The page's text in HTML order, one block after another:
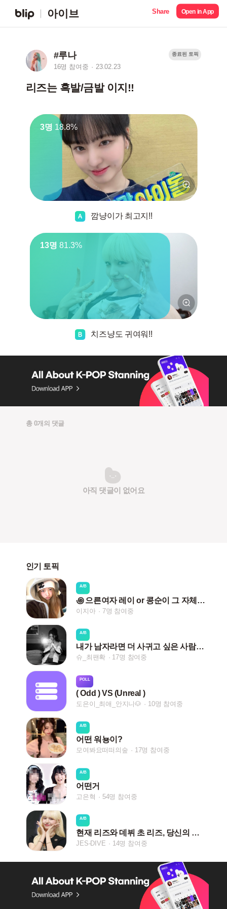
아이브 Share Open in App
#루나
16명 참여중 23.02.23
종료된 토픽
리즈는 흑발/금발 이지!!
3명 18.8%
깜냥이가 최고지!!
13명 81.3%
치즈냥도 귀여워!!
총 0개의 댓글
아직 댓글이 없어요
인기 토픽
A/B
꩜ 으른여자 레이 or 콩순이 그 자체 렝 ♡
이지아 7명 참여중
A/B
내가 남자라면 더 사귀고 싶은 사람은 ?
슈_최팬확 17명 참여중
POLL
( Odd ) VS (Unreal )
도은이_최애_안지니🐶 10명 참여중
A/B
어떤 워뇽이?
모여봐요떠떠의숲 17명 참여중
A/B
어떤거
고은혁 54명 참여중
A/B
현재 리즈와 데뷔 초 리즈, 당신의 취향은...?
JES-DIVE 14명 참여중